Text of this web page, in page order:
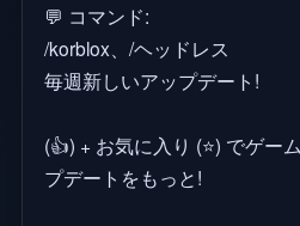
💬 コマンド:
/korblox、/ヘッドレス
毎週新しいアップデート!
(👍) + お気に入り (⭐) でゲー
プデートをもっと!